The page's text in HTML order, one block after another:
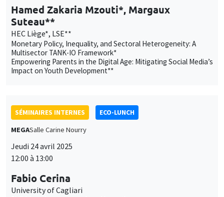
Hamed Zakaria Mzouti*, Margaux
Suteau**
HEC Liège*, LSE**
Monetary Policy, Inequality, and Sectoral Heterogeneity: A
Multisector TANK-IO Framework*
Empowering Parents in the Digital Age: Mitigating Social Media’s
Impact on Youth Development**
SÉMINAIRES INTERNES
ECO-LUNCH
MEGASalle Carine Nourry
Jeudi 24 avril 2025
12:00 à 13:00
Fabio Cerina
University of Cagliari